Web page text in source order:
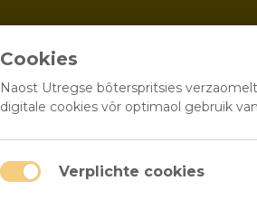
ALLE
Cookies
Naost Utregse bôterspritsies
digitale cookies vôr optimaol gebruik
Verplichte cookies